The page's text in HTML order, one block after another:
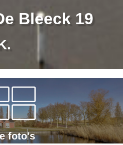
Bleeck 19
foto's